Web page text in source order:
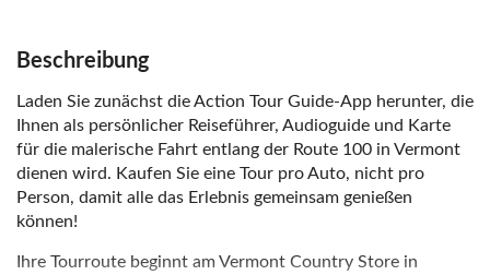
Beschreibung
Laden Sie zunächst die Action Tour Guide-App herunter, die
Ihnen als persönlicher Reiseführer, Audioguide und Karte
für die malerische Fahrt entlang der Route 100 in Vermont
dienen wird. Kaufen Sie eine Tour pro Auto, nicht pro
Person, damit alle das Erlebnis gemeinsam genießen
können!
Ihre Tourroute beginnt am Vermont Country Store in